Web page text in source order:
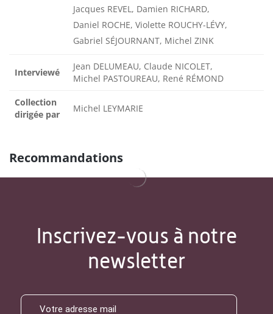
Jacques REVEL, Damien RICHARD,
Daniel ROCHE, Violette ROUCHY-LÉVY,
Gabriel SÉJOURNANT, Michel ZINK
Interviewé
Jean DELUMEAU, Claude NICOLET,
Michel PASTOUREAU, René RÉMOND
Collection
dirigée par
Michel LEYMARIE
Recommandations
Inscrivez-vous à notre
newsletter